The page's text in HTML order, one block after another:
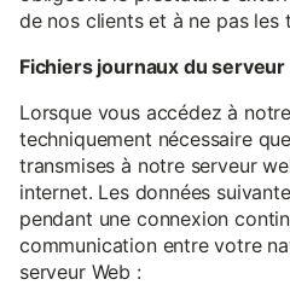
de nos clients et à ne pas les
Fichiers journaux du serveur
Lorsque vous accédez à
techniquement nécessaire
transmises à notre serveur
internet. Les données
pendant une connexion
communication entre votre
serveur Web :